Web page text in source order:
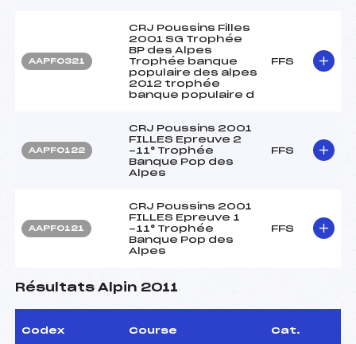
AAPF0321
CRJ Poussins Filles
2001 SG Trophée
BP des Alpes
Trophée banque
populaire des alpes
2012 trophée
banque populaire d
FFS
AAPF0122
CRJ Poussins 2001
FILLES Epreuve 2
-11° Trophée
Banque Pop des
Alpes
FFS
AAPF0121
CRJ Poussins 2001
FILLES Epreuve 1
-11° Trophée
Banque Pop des
Alpes
FFS
Résultats Alpin 2011
Codex Course Cat.